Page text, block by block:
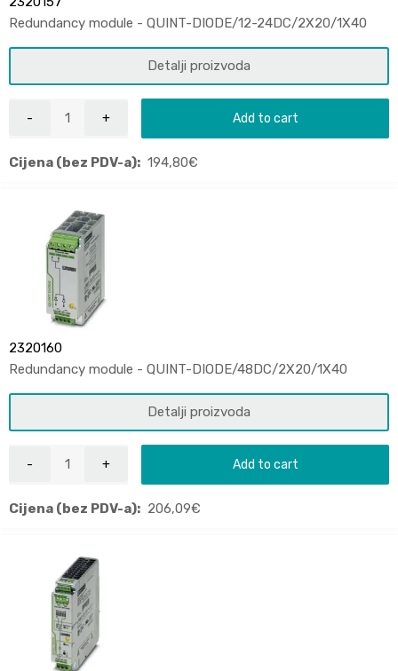
Redundancy module - QUINT-DIODE/12-24DC/2X20/1X40
Detalji proizvoda
Add to cart
Cijena (bez PDV-a): 194,80€
2320160
Redundancy module - QUINT-DIODE/48DC/2X20/1X40
Detalji proizvoda
Add to cart
Cijena (bez PDV-a): 206,09€